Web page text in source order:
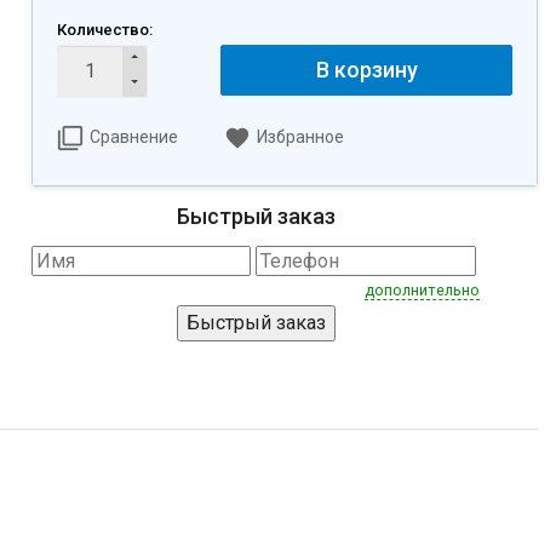
Количество:
В корзину
Сравнение Избранное
Быстрый заказ
дополнительно